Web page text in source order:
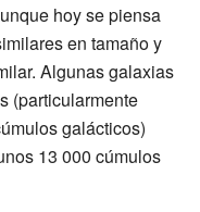
hoy se piensa
en tamaño y
Algunas galaxias
(particularmente
galácticos)
13 000 cúmulos